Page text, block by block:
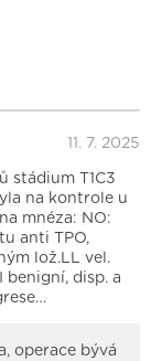
11. 7. 2025
stádium T1C3
na kontrole u
mnéza: NO:
anti TPO,
lož.LL vel.
benigní, disp. a
operace bývá